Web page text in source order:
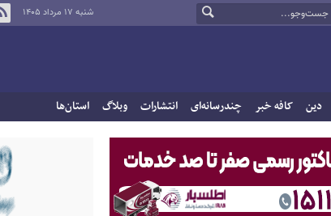
شنبه ۱۷ مرداد ۱۴۰۵
دین کافه خبر چندرسانه‌ای انتشارات وبلاگ استان‌ها